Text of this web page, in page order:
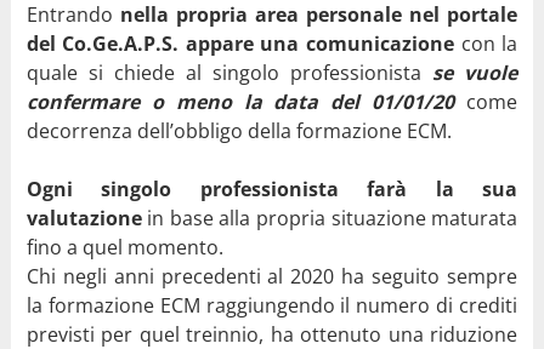
Entrando nella propria area personale nel portale
del Co.Ge.A.P.S. appare una comunicazione con la
quale si chiede al singolo professionista se vuole
confermare o meno la data del 01/01/20come
decorrenza dell’obbligo della formazione ECM.
Ogni singolo professionista farà la sua
valutazionein base alla propria situazione maturata
fino a quel momento.
Chi negli anni precedenti al 2020 ha seguito sempre
la formazione ECM raggiungendo il numero di crediti
previsti per quel treinnio, ha ottenuto una riduzione